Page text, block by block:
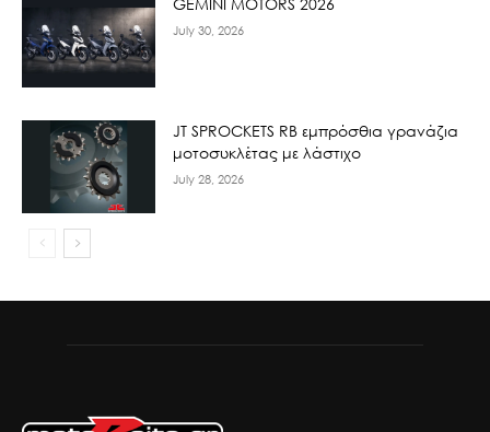
GEMINI MOTORS 2026
July 30, 2026
JT SPROCKETS RB εμπρόσθια γρανάζια
μοτοσυκλέτας με λάστιχο
July 28, 2026